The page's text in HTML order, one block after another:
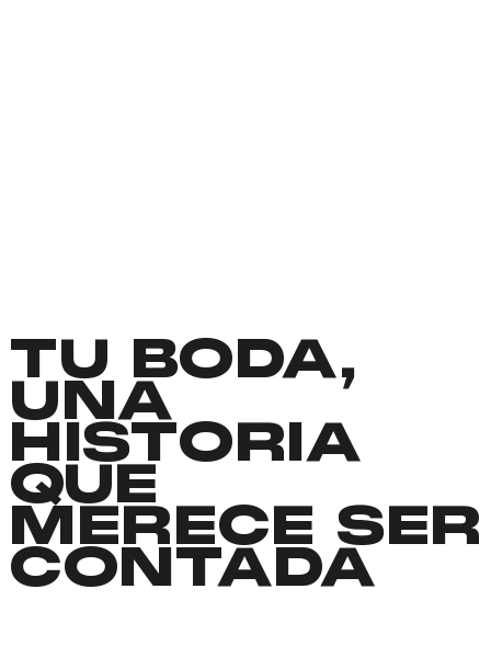
TU BODA,
UNA
HISTORIA
QUE
MERECE SER
CONTADA